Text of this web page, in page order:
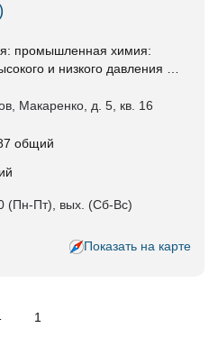
промышленная химия:
и низкого давления …
Макаренко, д. 5, кв. 16
общий
(Пн-Пт), вых. (Сб-Вс)
Показать на карте
1